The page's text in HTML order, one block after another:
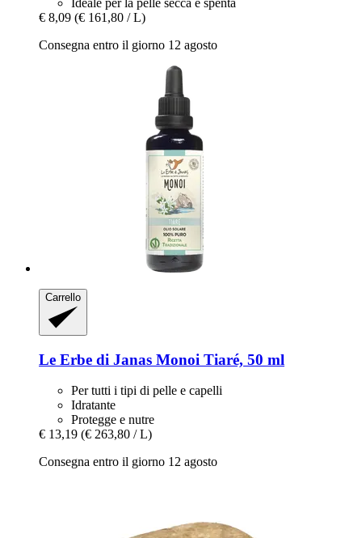
€ 8,09 (€ 161,80 / L)
Consegna entro il giorno 12 agosto
Carrello
Le Erbe di Janas Monoi Tiaré, 50 ml
Per tutti i tipi di pelle e capelli
Idratante
Protegge e nutre
€ 13,19 (€ 263,80 / L)
Consegna entro il giorno 12 agosto